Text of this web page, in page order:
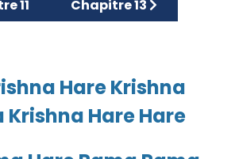
: Chapitre 11
11 Article suivant :
Chapitre 13
Hare Krishna
Krishna Hare Hare